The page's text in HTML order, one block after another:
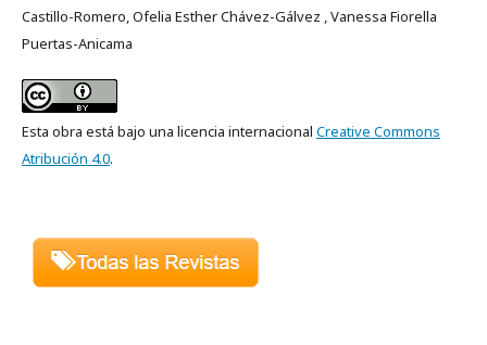
Castillo-Romero, Ofelia Esther Chávez-Gálvez , Vanessa Fiorella
Puertas-Anicama
Esta obra está bajo una licencia internacional Creative Commons
Atribución 4.0.